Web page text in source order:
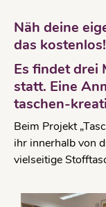
Näh deine
das kostenlos!
Es findet drei
statt. Eine
taschen-
Beim Projekt
ihr innerhalb von
vielseitige